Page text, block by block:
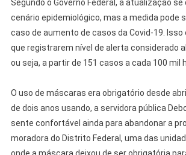
Segundo o Governo Federal, a atualização se
cenário epidemiológico, mas a medida pode
caso de aumento de casos da Covid-19.
que registrarem nível de alerta considerado
ou seja, a partir de 151 casos a cada 100 mil
O uso de máscaras era obrigatório desde
de dois anos usando, a servidora pública
sente confortável ainda para abandonar a
moradora do Distrito Federal, uma das